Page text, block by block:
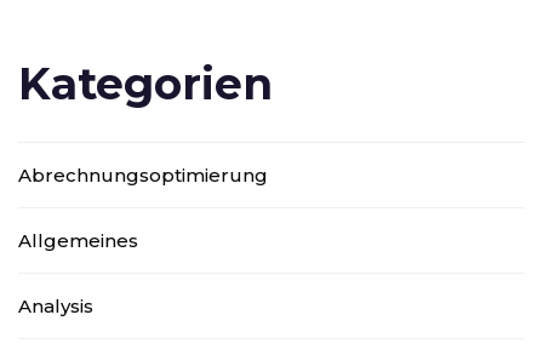
Kategorien
Abrechnungsoptimierung
Allgemeines
Analysis